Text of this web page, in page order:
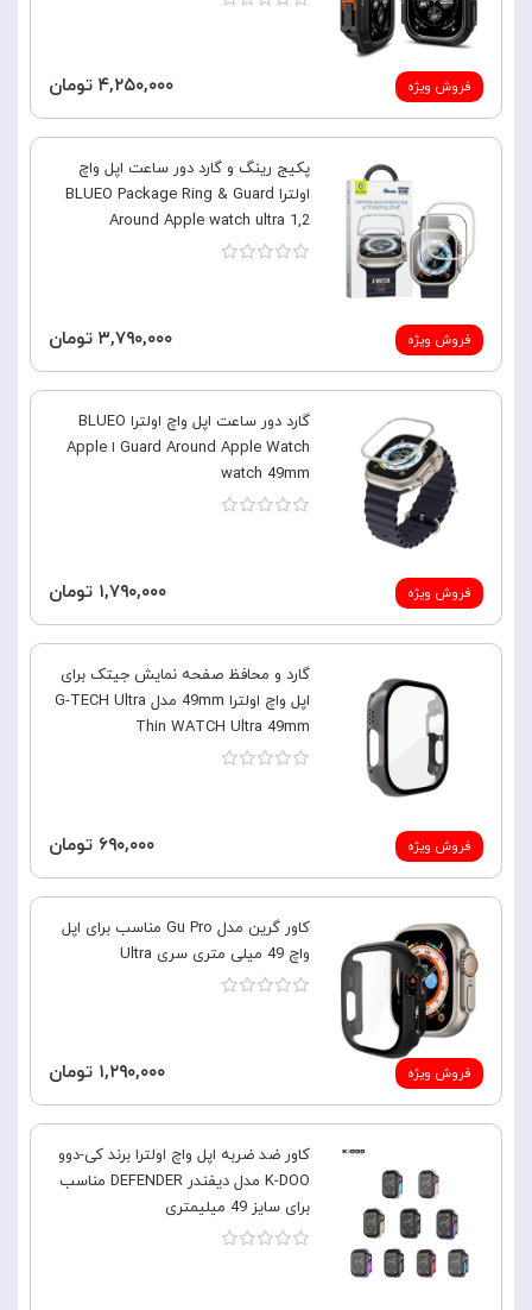
فروش ویژه ۴,۲۵۰,۰۰۰ تومان
فروش ویژه
پکیج رینگ و گارد دور ساعت اپل واچ
اولترا BLUEO Package Ring & Guard
Around Apple watch ultra 1,2
۳,۷۹۰,۰۰۰ تومان
فروش ویژه
گارد دور ساعت اپل واچ اولترا BLUEO
Guard Around Apple Watch ا Apple
watch 49mm
۱,۷۹۰,۰۰۰ تومان
فروش ویژه
گارد و محافظ صفحه نمایش جیتک برای
اپل واچ اولترا 49mm مدل G-TECH Ultra
Thin WATCH Ultra 49mm
۶۹۰,۰۰۰ تومان
فروش ویژه
کاور گرین مدل Gu Pro مناسب برای اپل
واچ 49 میلی متری سری Ultra
۱,۲۹۰,۰۰۰ تومان
کاور ضد ضربه اپل واچ اولترا برند کی-دوو
K-DOO مدل دیفندر DEFENDER مناسب
برای سایز 49 میلیمتری